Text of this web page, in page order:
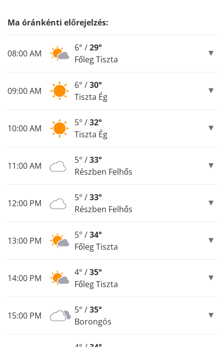
Ma óránkénti előrejelzés:
08:00 AM
6° /29°
Főleg Tiszta
09:00 AM
6° /30°
Tiszta Ég
10:00 AM
5° /32°
Tiszta Ég
11:00 AM
5° /33°
Részben Felhős
12:00 PM
5° /33°
Részben Felhős
13:00 PM
5° /34°
Főleg Tiszta
14:00 PM
4° /35°
Főleg Tiszta
15:00 PM
5° /35°
Borongós